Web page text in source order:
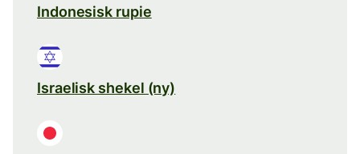
Indonesisk rupie
Israelisk shekel (ny)